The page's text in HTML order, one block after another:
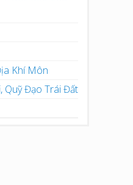
Khí Môn
Quỹ Đạo Trái Đất